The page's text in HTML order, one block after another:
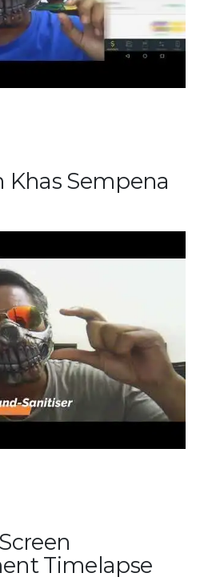
Khas Sempena
Timelapse